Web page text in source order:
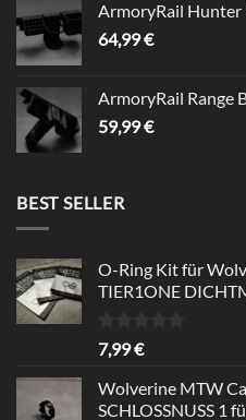
ArmoryRail Hunter
64,99€
ArmoryRail Range
59,99€
BEST SELLER
O-Ring Kit für
TIER1ONE
Rated
out of 5
7,99€
Wolverine MTW
SCHLOSSNUSS 1